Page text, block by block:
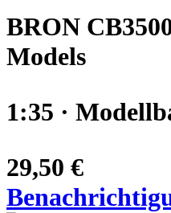
BRON
Models
1:35 ·
29,50 €